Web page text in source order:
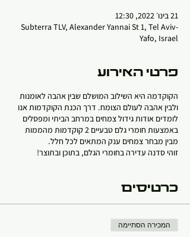
21 בינו׳ 2022, 12:30
Subterra TLV, Alexander Yannai St 1, Tel Aviv-
Yafo, Israel
פרטי האירוע
הקוקדמה היא השילוב המושלם שבין אהבה לאומנות
ולבין אהבה לעולם הצומח. דרך הכנת הקוקדמות אנו
לומדים אודות גידול צמחים במרחב הביתי ומפסלים
באמצעות חומרי גלם טבעיים 2 קוקדמות מהממות
מבין מבחר צמחים ענק המתאים לכל חלל.
זוהי סדנה עדירה בחומרי הגלם, בתוכן ובתוצר!
כרטיסים
המכירה הסתיימה